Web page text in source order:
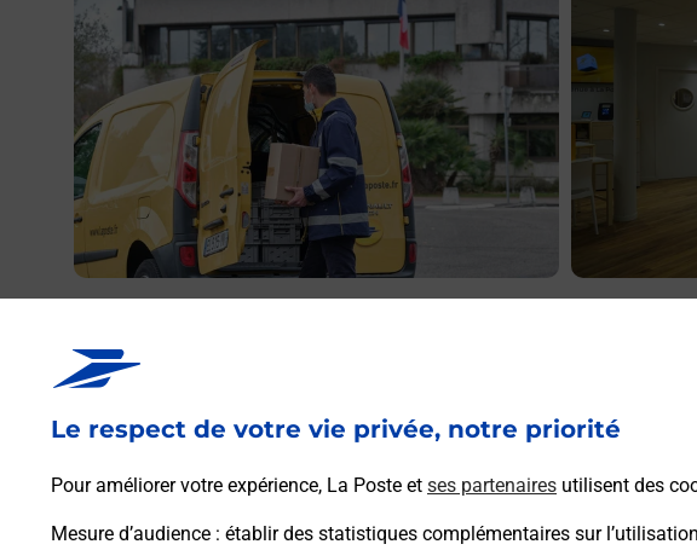
Le respect de votre vie privée, notre priorité
Pour améliorer votre expérience, La Poste et ses partenaires utilisent des
Mesure d’audience : établir des statistiques complémentaires sur
Vous souhaitez envoyer un colis depuis : NIEDERBRONN
LES BAINS (67110) ? Découvrez toutes les solutions
proposées par La Poste.
En savoir plus
dans vos
(67110) !